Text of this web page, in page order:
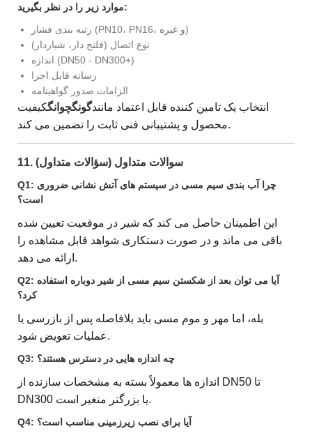
موارد زیر را در نظر بگیرید:
رتبه بندی فشار (PN10، PN16، و غیره)
نوع اتصال (فلنج دار، شیاردار)
اندازه (DN50 - DN300+)
رسانه قابل اجرا
الزامات صدور گواهینامه
انتخاب یک تامین کننده قابل اعتماد مانندگونگچوانگکیفیت
محصول و پشتیبانی فنی ثابت را تضمین می کند.
11. سوالات متداول (سؤالات متداول)
Q1: چرا آب بندی سیم مسی در سیستم های آتش نشانی ضروری
است؟
این اطمینان حاصل می کند که شیر در موقعیت تعیین شده
باقی می ماند و در صورت دستکاری شواهد قابل مشاهده را
ارائه می دهد.
Q2: آیا می توان بعد از شکستن سیم مسی از شیر دوباره استفاده
کرد؟
بله، اما مهر و موم مسی باید بلافاصله پس از بازرسی یا
عملیات تعویض شود.
Q3: چه اندازه هایی در دسترس هستند؟
اندازه ها معمولاً بسته به مشخصات سازنده از DN50 تا
DN300 یا بزرگتر متغیر است.
Q4: آیا برای نصب زیرزمینی مناسب است؟